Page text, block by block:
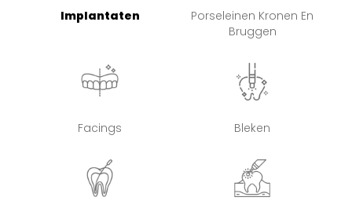
Implantaten
Porseleinen Kronen En
Bruggen
Facings Bleken